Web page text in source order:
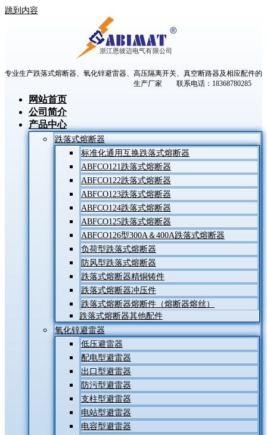
跳到内容
专业生产跌落式熔断器、氧化锌避雷器、高压隔离开关、真空断路器及相应配件的
生产厂家 联系电话：18368780285
网站首页
公司简介
产品中心
跌落式熔断器
标准化通用互换跌落式熔断器
ABFCO121跌落式熔断器
ABFCO122跌落式熔断器
ABFCO123跌落式熔断器
ABFCO124跌落式熔断器
ABFCO125跌落式熔断器
ABFCO126型300A＆400A跌落式熔断器
负荷型跌落式熔断器
防风型跌落式熔断器
跌落式熔断器精铜铸件
跌落式熔断器冲压件
跌落式熔断器熔断件（熔断器熔丝）
跌落式熔断器其他配件
氧化锌避雷器
低压避雷器
配电型避雷器
出口型避雷器
防污型避雷器
支柱型避雷器
电站型避雷器
电容型避雷器